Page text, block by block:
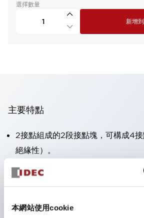
本網站使用cookie
選擇數量
新增
主要特點
2接點組成的2段接點塊，可構成4
絕緣性）。
面板深度39.9mm（※11段接點塊
接點塊）。可實現省空間設計。
防護結構